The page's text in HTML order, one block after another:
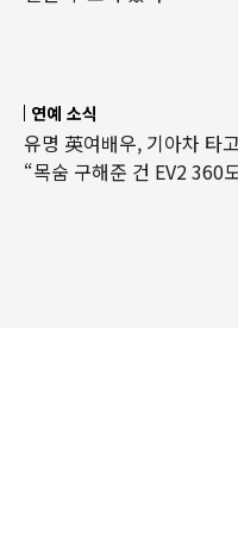
연예 소식
유명 英여배우, 기아차 타
“목숨 구해준 건 EV2 360